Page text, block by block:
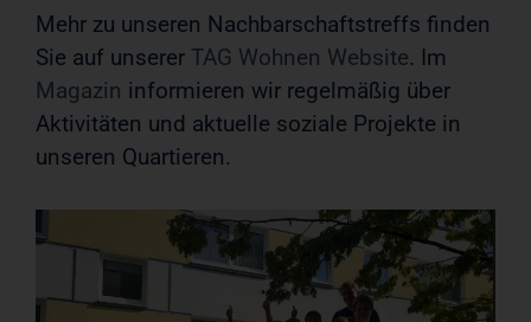
Mehr zu unseren Nachbarschaftstreffs finden
Sie auf unserer TAG Wohnen Website. Im
Magazin informieren wir regelmäßig über
Aktivitäten und aktuelle soziale Projekte in
unseren Quartieren.